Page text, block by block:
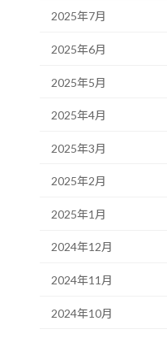
2025年7月
2025年6月
2025年5月
2025年4月
2025年3月
2025年2月
2025年1月
2024年12月
2024年11月
2024年10月